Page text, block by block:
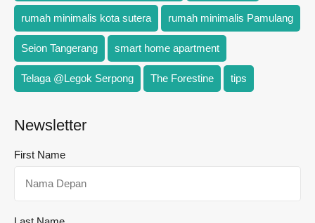
rumah minimalis kota sutera rumah minimalis Pamulang
Seion Tangerang smart home apartment
Telaga @Legok Serpong The Forestine tips
Newsletter
First Name